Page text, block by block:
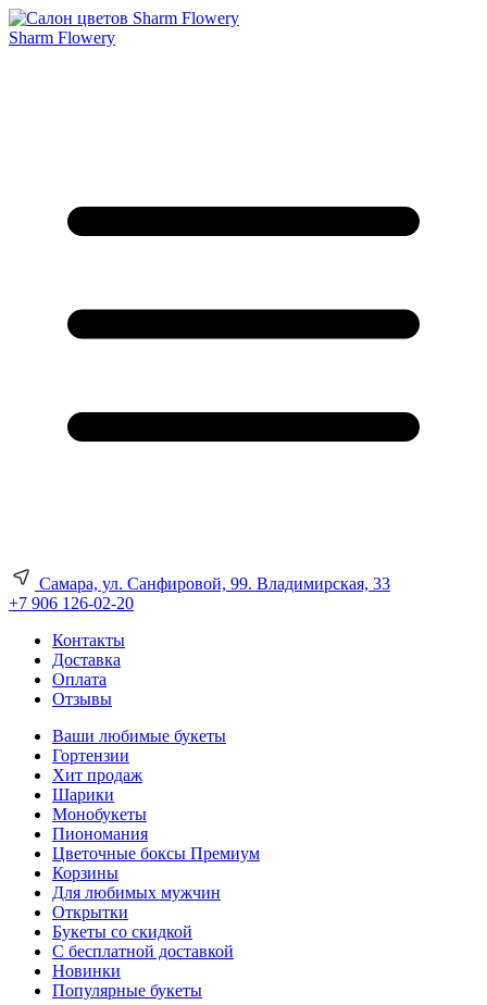
Sharm Flowery
Самара, ул. Санфировой, 99. Владимирская, 33
+7 906 126-02-20
Контакты
Доставка
Оплата
Отзывы
Ваши любимые букеты
Гортензии
Хит продаж
Шарики
Монобукеты
Пиономания
Цветочные боксы Премиум
Корзины
Для любимых мужчин
Открытки
Букеты со скидкой
С бесплатной доставкой
Новинки
Популярные букеты